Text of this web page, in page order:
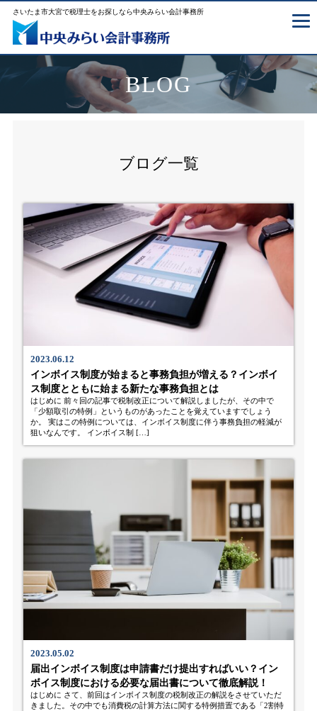
さいたま市大宮で税理士をお探しなら中央みらい会計事務所
BLOG
ブログ一覧
2023.06.12
インボイス制度が始まると事務負担が増える？インボイ
ス制度とともに始まる新たな事務負担とは
はじめに 前々回の記事で税制改正について解説しましたが、その中で
「少額取引の特例」というものがあったことを覚えていますでしょう
か。 実はこの特例については、インボイス制度に伴う事務負担の軽減が
狙いなんです。 インボイス制 […]
2023.05.02
届出インボイス制度は申請書だけ提出すればいい？イン
ボイス制度における必要な届出書について徹底解説！
はじめに さて、前回はインボイス制度の税制改正の解説をさせていただ
きました。その中でも消費税の計算方法に関する特例措置である「2割特